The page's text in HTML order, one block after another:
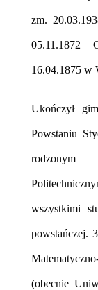
zm.
05.11.1872
16.04.1875 w
Ukończył
Powstaniu
rodzonym
wszystkimi
powstańczej.
Ma
(obecnie